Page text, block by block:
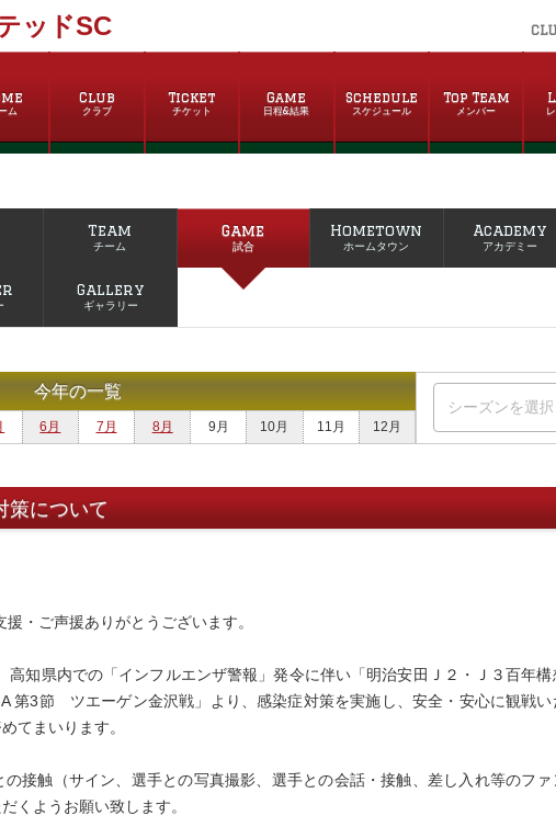
ッドSC
ム
Club
クラブ
Ticket
チケット
Game
日程&結果
Schedule
スケジュール
Top Team
メンバー
Team
チーム
Game
試合
Hometown
ホームタウン
Academy
アカデミー
Gallery
ギャラリー
今年の一覧
6月 7月 8月 9月 10月 11月 12月
策について
・ご声援ありがとうございます。
高知県内での「インフルエンザ警報」発令に伴い「明治安田Ｊ２・Ｊ３百年構
第3節 ツエーゲン金沢戦」より、感染症対策を実施し、安全・安心に観戦い
てまいります。
接触（サイン、選手との写真撮影、選手との会話・接触、差し入れ等のファ
くようお願い致します。